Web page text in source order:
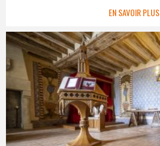
EN SAVOIR PLUS